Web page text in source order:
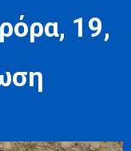
19,